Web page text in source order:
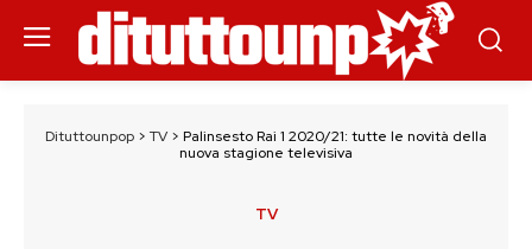
Dituttounpop > TV > Palinsesto Rai 1 2020/21: tutte le novità della
nuova stagione televisiva
TV